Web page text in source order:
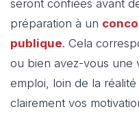
seront confiées avant
préparation à un
publique. Cela
ou bien avez-vous une
emploi, loin de la
clairement vos